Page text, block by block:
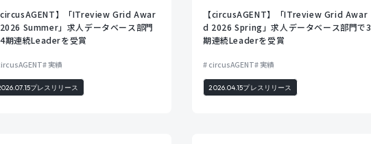
circusAGENT】「ITreview Grid Awar
Summer」求人データベース部門
期連続Leaderを受賞
実績
プレスリリース
【circusAGENT】「ITreview Grid Awar
d 2026 Spring」求人データベース部門で3
期連続Leaderを受賞
circusAGENT 実績
2026.04.15プレスリリース